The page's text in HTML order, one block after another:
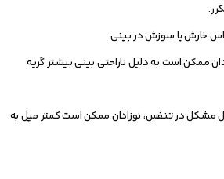
خارش یا سوزش در بینی.
ممکن است به دلیل ناراحتی بینی بیشتر گریه
مشکل در تنفس، نوزادان ممکن است کمتر میل به